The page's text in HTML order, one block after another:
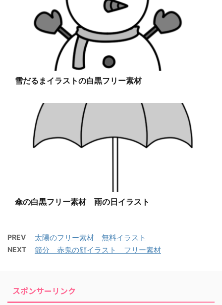
雪だるまイラストの白黒フリー素材
傘の白黒フリー素材 雨の日イラスト
PREV 太陽のフリー素材 無料イラスト
NEXT 節分 赤鬼の顔イラスト フリー素材
スポンサーリンク